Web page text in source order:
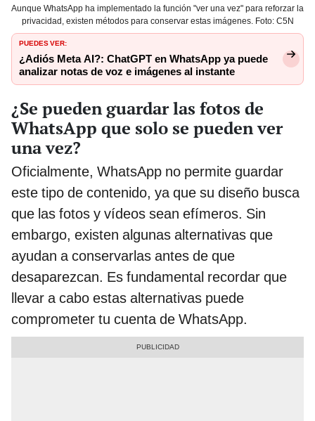
Aunque WhatsApp ha implementado la función "ver una vez" para reforzar la
privacidad, existen métodos para conservar estas imágenes. Foto: C5N
PUEDES VER:
¿Adiós Meta AI?: ChatGPT en WhatsApp ya puede
analizar notas de voz e imágenes al instante
¿Se pueden guardar las fotos de
WhatsApp que solo se pueden ver
una vez?
Oficialmente, WhatsApp no permite guardar
este tipo de contenido, ya que su diseño busca
que las fotos y vídeos sean efímeros. Sin
embargo, existen algunas alternativas que
ayudan a conservarlas antes de que
desaparezcan. Es fundamental recordar que
llevar a cabo estas alternativas puede
comprometer tu cuenta de WhatsApp.